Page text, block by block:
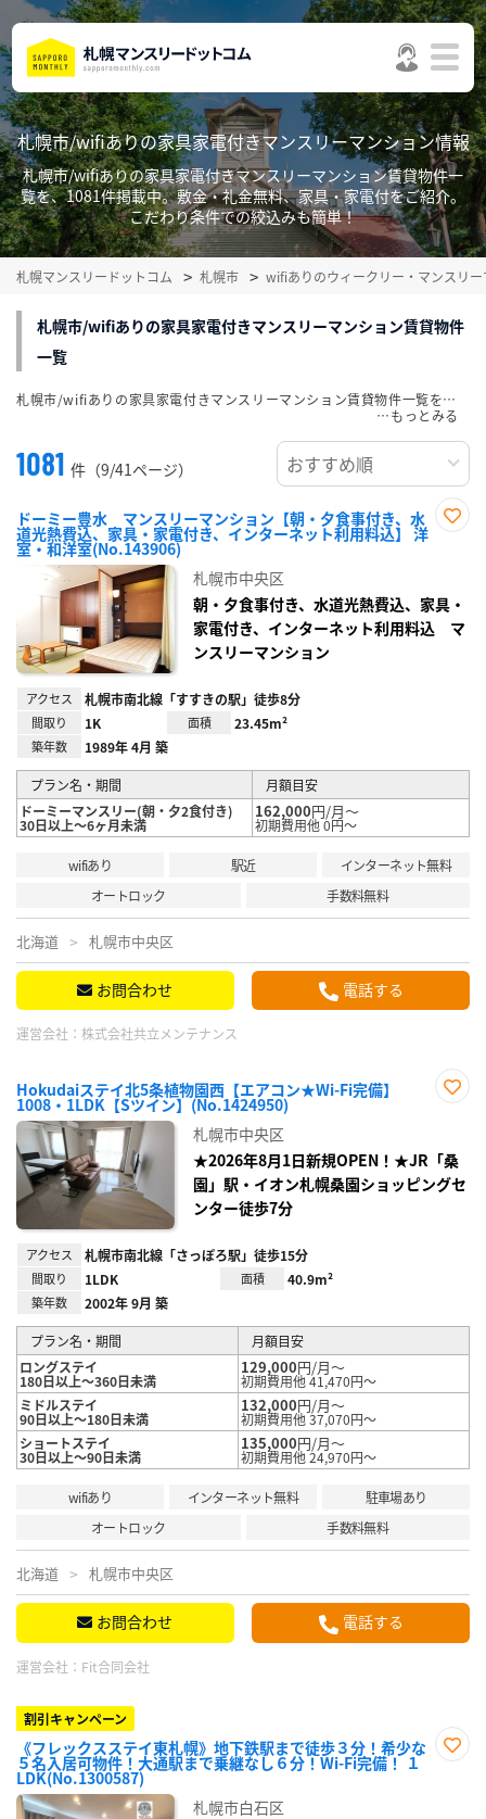
札幌市/wifiありの家具家電付きマンスリーマンション情報
札幌市/wifiありの家具家電付きマンスリーマンション賃貸物件一
覧を、1081件掲載中。敷金・礼金無料、家具・家電付をご紹介。
こだわり条件での絞込みも簡単！
札幌マンスリードットコム 札幌市 wifiありのウィークリー・マンスリ
札幌市/wifiありの家具家電付きマンスリーマンション賃貸物件
一覧
1081 件（9/41ページ）
ドーミー豊水 マンスリーマンション【朝・夕食事付き、水
道光熱費込、家具・家電付き、インターネット利用料込】 洋
室・和洋室(No.143906)
札幌市中央区
朝・夕食事付き、水道光熱費込、家具・
家電付き、インターネット利用料込 マ
ンスリーマンション
アクセス 札幌市南北線「すすきの駅」徒歩8分
間取り 1K 面積 23.45m²
築年数 1989年 4月 築
プラン名・期間
月額目安
ドーミーマンスリー(朝・夕2食付き)
30日以上～6ヶ月未満
162,000円/月～
初期費用他 0円～
wifiあり 駅近
インターネット無料
オートロック
手数料無料
北海道 札幌市中央区
お問合わせ 電話する
運営会社： 株式会社共立メンテナンス
Hokudaiステイ北5条植物園西【エアコン★Wi-Fi完備】
1008・1LDK【Sツイン】(No.1424950)
録
札幌市中央区
★2026年8月1日新規OPEN！★JR「桑
園」駅・イオン札幌桑園ショッピングセ
ンター徒歩7分
アクセス 札幌市南北線「さっぽろ駅」徒歩15分
間取り 1LDK 面積 40.9m²
築年数 2002年 9月 築
プラン名・期間
月額目安
ロングステイ
180日以上～360日未満
129,000円/月～
初期費用他 41,470円～
ミドルステイ
90日以上～180日未満
132,000円/月～
初期費用他 37,070円～
ショートステイ
30日以上～90日未満
135,000円/月～
初期費用他 24,970円～
wifiあり インターネット無料
駐車場あり
オートロック
手数料無料
北海道 札幌市中央区
お問合わせ 電話する
運営会社： Fit合同会社
割引キャンペーン
《フレックスステイ東札幌》地下鉄駅まで徒歩３分！希少な
５名入居可物件！大通駅まで乗継なし６分！Wi-Fi完備！ １
LDK(No.1300587)
札幌市白石区
札幌市/wifiありの家具家電付きマンスリーマンション賃貸物件一覧を、1081件掲載中。敷金・礼金無料、家具・家電付をご紹介。こだわり条件での絞込みも簡単！
…